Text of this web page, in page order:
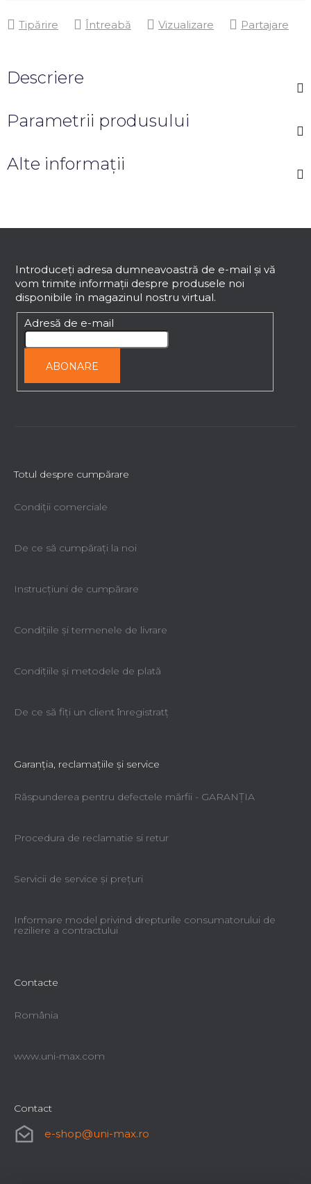
Tipărire Întreabă Vizualizare Partajare
Descriere
Parametrii produsului
Alte informații
Introduceţi adresa dumneavoastră de e-mail şi vă
vom trimite informaţii despre produsele noi
disponibile în magazinul nostru virtual.
Adresă de e-mail
ABONARE
Totul despre cumpărare
Condiții comerciale
De ce să cumpăraţi la noi
Instrucțiuni de cumpărare
Condiţiile şi termenele de livrare
Condiţiile şi metodele de plată
De ce să fiţi un client înregistratţ
Garanţia, reclamaţiile şi service
Răspunderea pentru defectele mărfii - GARANŢIA
Procedura de reclamatie si retur
Servicii de service şi preţuri
Informare model privind drepturile consumatorului de
reziliere a contractului
Contacte
România
www.uni-max.com
Contact
e-shop@uni-max.ro